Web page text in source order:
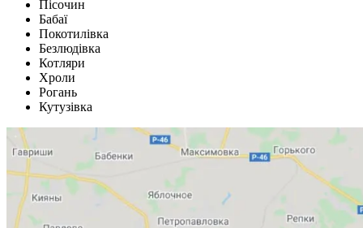
Пісочин
Бабаї
Покотилівка
Безлюдівка
Котляри
Хроли
Рогань
Кутузівка